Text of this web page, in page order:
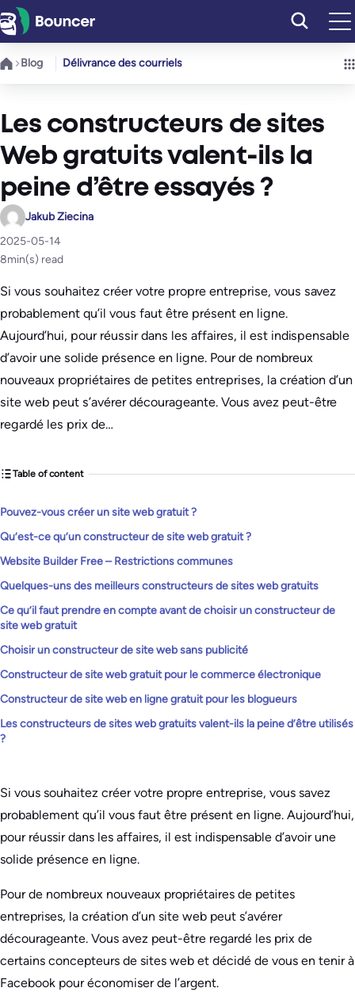
Aller
au
contenu
Blog Délivrance des courriels
Les constructeurs de sites
Web gratuits valent-ils la
peine d’être essayés ?
Jakub Ziecina
2025-05-14
8min(s) read
Si vous souhaitez créer votre propre entreprise, vous savez
probablement qu’il vous faut être présent en ligne.
Aujourd’hui, pour réussir dans les affaires, il est indispensable
d’avoir une solide présence en ligne. Pour de nombreux
nouveaux propriétaires de petites entreprises, la création d’un
site web peut s’avérer décourageante. Vous avez peut-être
regardé les prix de…
Table of content
Pouvez-vous créer un site web gratuit ?
Qu’est-ce qu’un constructeur de site web gratuit ?
Website Builder Free – Restrictions communes
Quelques-uns des meilleurs constructeurs de sites web gratuits
Ce qu’il faut prendre en compte avant de choisir un constructeur de
site web gratuit
Choisir un constructeur de site web sans publicité
Constructeur de site web gratuit pour le commerce électronique
Constructeur de site web en ligne gratuit pour les blogueurs
Les constructeurs de sites web gratuits valent-ils la peine d’être utilisés
?
Si vous souhaitez créer votre propre entreprise, vous savez
probablement qu’il vous faut être présent en ligne. Aujourd’hui,
pour réussir dans les affaires, il est indispensable d’avoir une
solide présence en ligne.
Pour de nombreux nouveaux propriétaires de petites
entreprises, la création d’un site web peut s’avérer
décourageante. Vous avez peut-être regardé les prix de
certains concepteurs de sites web et décidé de vous en tenir à
Facebook pour économiser de l’argent.